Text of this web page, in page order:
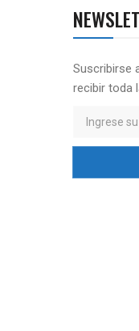
Suscribirse
recibir toda